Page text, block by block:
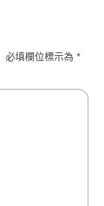
必填欄位標示為*